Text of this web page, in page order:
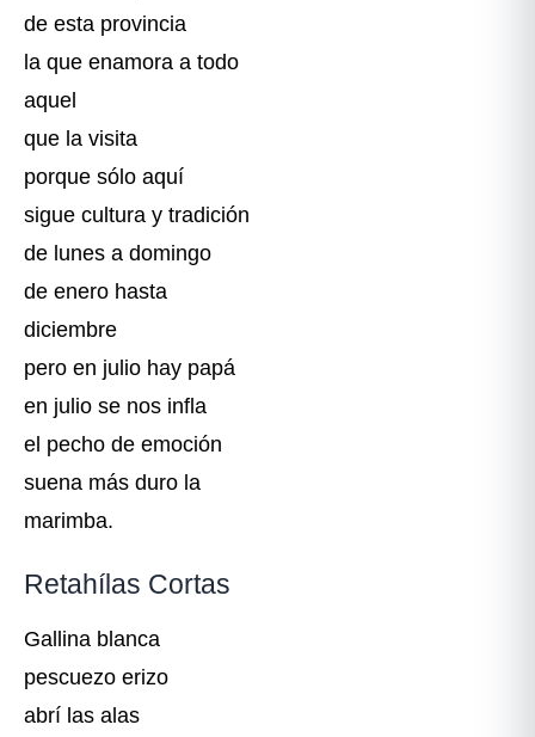
de esta provincia
la que enamora a todo
aquel
que la visita
porque sólo aquí
sigue cultura y tradición
de lunes a domingo
de enero hasta
diciembre
pero en julio hay papá
en julio se nos infla
el pecho de emoción
suena más duro la
marimba.
Retahílas Cortas
Gallina blanca
pescuezo erizo
abrí las alas